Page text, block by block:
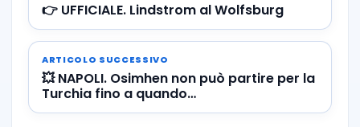
👉 UFFICIALE. Lindstrom al Wolfsburg
ARTICOLO SUCCESSIVO
💥 NAPOLI. Osimhen non può partire per la
Turchia fino a quando…